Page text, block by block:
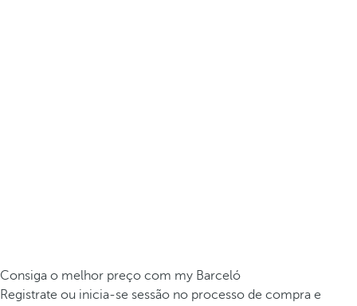
Consiga o melhor preço com my Barceló
Registrate ou inicia-se sessão no processo de compra e